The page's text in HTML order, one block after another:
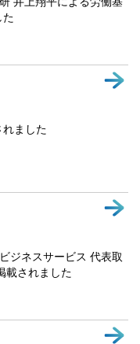
ました
ジネスサービス 代表取
載されました